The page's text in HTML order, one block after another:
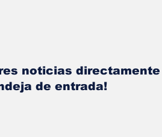
noticias
de entrada!